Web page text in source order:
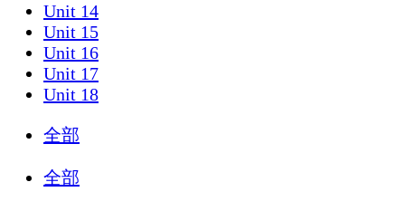
Unit 14
Unit 15
Unit 16
Unit 17
Unit 18
全部
全部